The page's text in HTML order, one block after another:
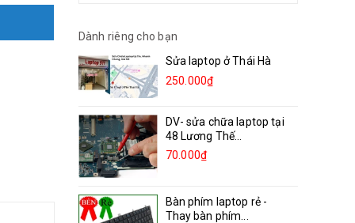
Dành riêng cho bạn
Sửa laptop ở Thái Hà
250.000₫
DV- sửa chữa laptop tại
48 Lương Thế...
70.000₫
Bàn phím laptop rẻ -
Thay bàn phím...